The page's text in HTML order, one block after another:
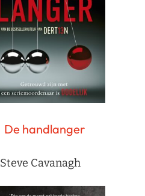
De handlanger
Steve Cavanagh